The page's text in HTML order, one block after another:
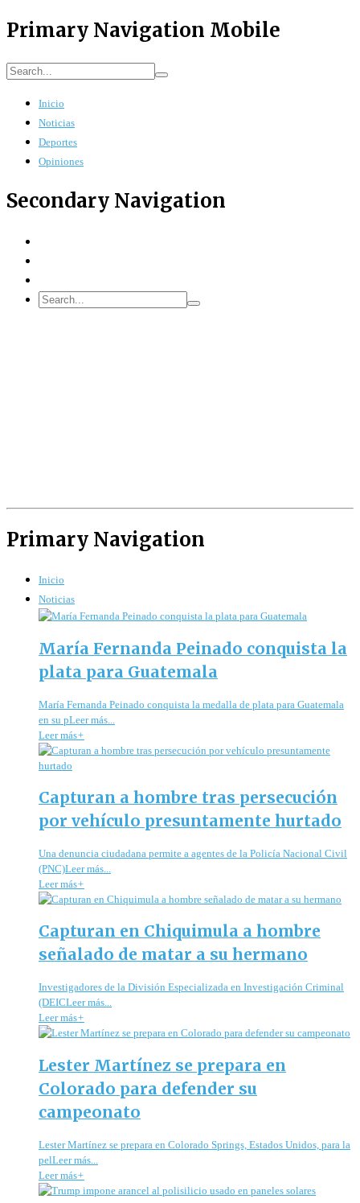
Primary Navigation Mobile
Inicio
Noticias
Deportes
Opiniones
Secondary Navigation
Primary Navigation
Inicio
Noticias
María Fernanda Peinado conquista la
plata para Guatemala
María Fernanda Peinado conquista la medalla de plata para Guatemala
en su pLeer más...
Leer más+
Capturan a hombre tras persecución
por vehículo presuntamente hurtado
Una denuncia ciudadana permite a agentes de la Policía Nacional Civil
(PNC)Leer más...
Leer más+
Capturan en Chiquimula a hombre
señalado de matar a su hermano
Investigadores de la División Especializada en Investigación Criminal
(DEICLeer más...
Leer más+
Lester Martínez se prepara en
Colorado para defender su
campeonato
Lester Martínez se prepara en Colorado Springs, Estados Unidos, para la
pelLeer más...
Leer más+